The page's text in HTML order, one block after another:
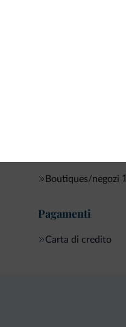
Boutiques/negozi
Pagamenti
Carta di credito